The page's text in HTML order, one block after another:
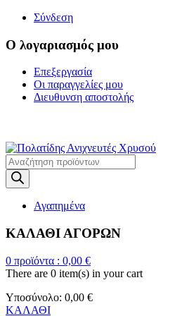
Σύνδεση
Ο λογαριασμός μου
Επεξεργασία
Οι παραγγελίες μου
Διευθυνση αποστολής
Products
search
Αγαπημένα
ΚΑΛΑΘΙ ΑΓΟΡΩΝ
0 προϊόντα : 0,00 €
There are 0 item(s) in your cart
Υποσύνολο: 0,00 €
ΚΑΛΑΘΙ